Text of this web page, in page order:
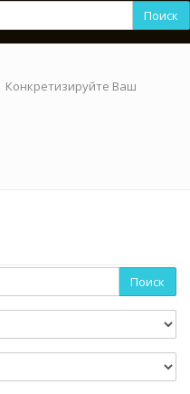
Поиск
Конкретизируйте Ваш
Поиск